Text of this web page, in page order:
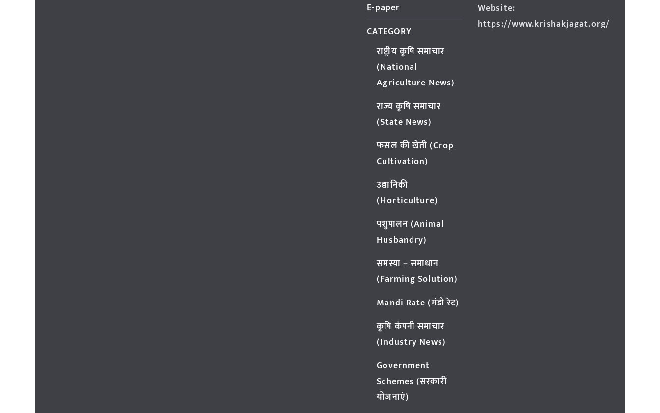
E-paper
CATEGORY
राष्ट्रीय कृषि समाचार
(National
Agriculture News)
राज्य कृषि समाचार
(State News)
फसल की खेती (Crop
Cultivation)
उद्यानिकी
(Horticulture)
पशुपालन (Animal
Husbandry)
समस्या – समाधान
(Farming Solution)
Mandi Rate (मंडी रेट)
कृषि कंपनी समाचार
(Industry News)
Government
Schemes (सरकारी
योजनाएं)
Website:
https://www.krishakjagat.org/